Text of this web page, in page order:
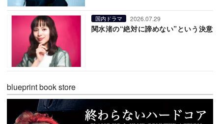
国内ドラマ 2026.07.29
関水渚の“絶対に諦めない”という決意
blueprint book store